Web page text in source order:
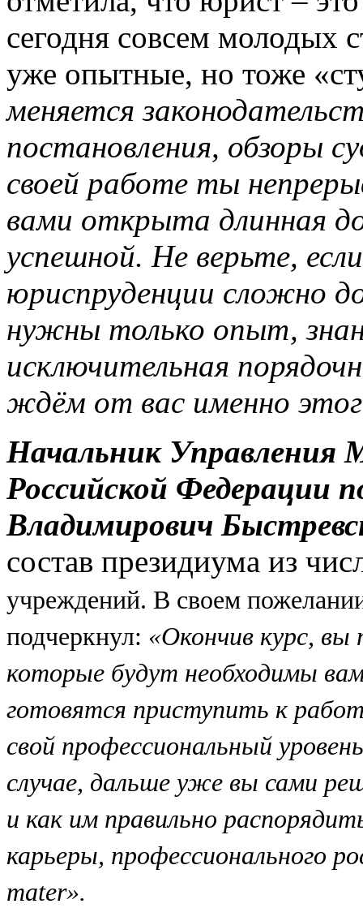
сегодня совсем молодых
уже опытные, но тоже
меняется
постановления, обзоры
своей работе ты
вами открыта длинная
успешной. Не верьте,
юриспруденции сложно
нужны только опыт,
исключительная
ждём от вас именно
Начальник
Российской Федерации
Владимирович
состав президиума из
учреждений. В своем
подчеркнул: «Окончив курс, вы
которые будут необходимы
готовятся приступить к
свой профессиональный
случае, дальше уже вы сами
и как им правильно
карьеры, профессионального
mater».